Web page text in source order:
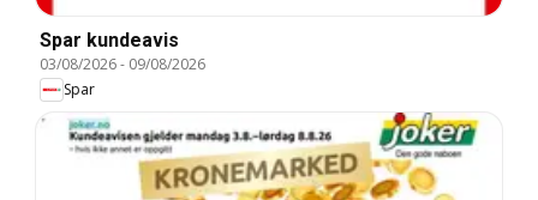
Spar kundeavis
03/08/2026- 09/08/2026
Spar